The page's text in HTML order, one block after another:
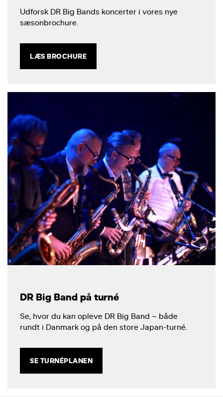
Udforsk DR Big Bands koncerter i vores nye
sæsonbrochure.
LÆS BROCHURE
DR Big Band på turné
Se, hvor du kan opleve DR Big Band – både
rundt i Danmark og på den store Japan-turné.
SE TURNÉPLANEN